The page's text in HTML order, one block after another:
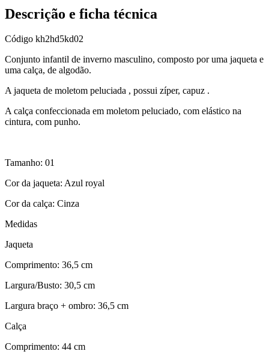
Descrição e ficha técnica
Código kh2hd5kd02
Conjunto infantil de inverno masculino, composto por uma jaqueta e
uma calça, de algodão.
A jaqueta de moletom peluciada , possui zíper, capuz .
A calça confeccionada em moletom peluciado, com elástico na
cintura, com punho.
Tamanho: 01
Cor da jaqueta: Azul royal
Cor da calça: Cinza
Medidas
Jaqueta
Comprimento: 36,5 cm
Largura/Busto: 30,5 cm
Largura braço + ombro: 36,5 cm
Calça
Comprimento: 44 cm